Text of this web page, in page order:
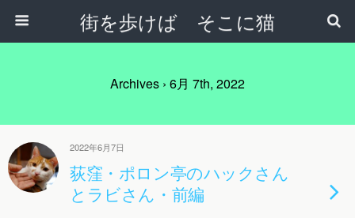
街を歩けば そこに猫
Archives › 6月 7th, 2022
2022年6月7日
荻窪・ポロン亭のハックさん
とラビさん・前編